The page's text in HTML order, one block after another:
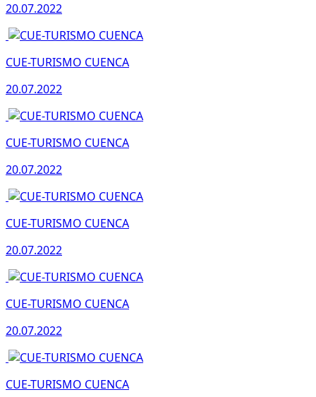
20.07.2022
CUE-TURISMO CUENCA
20.07.2022
CUE-TURISMO CUENCA
20.07.2022
CUE-TURISMO CUENCA
20.07.2022
CUE-TURISMO CUENCA
20.07.2022
CUE-TURISMO CUENCA